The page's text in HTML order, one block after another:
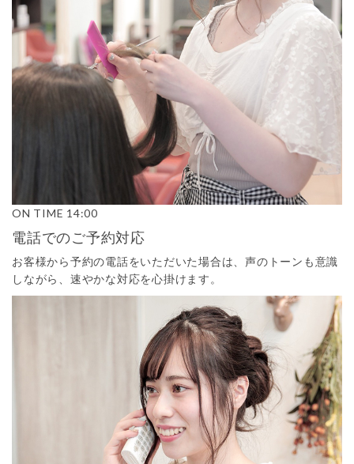
ON TIME 14:00
電話でのご予約対応
お客様から予約の電話をいただいた場合は、声のトーンも意識
しながら、速やかな対応を心掛けます。